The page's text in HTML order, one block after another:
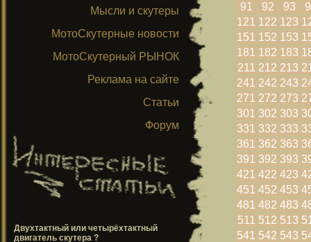
Мысли и скутеры
МотоСкутерные новости
МотоСкутерный РЫНОК
Реклама на сайте
Статьи
Форум
Двухтактный или четырёхтактный
двигатель скутера ?
91
92 93
121 122 123
151 152 153
181 182 183
211 212 213
241 242 243
271 272 273
301 302 303
331 332 333
361 362 363
391 392 393
421 422 423
451 452 453
481 482 483
511 512 513
541 542 543